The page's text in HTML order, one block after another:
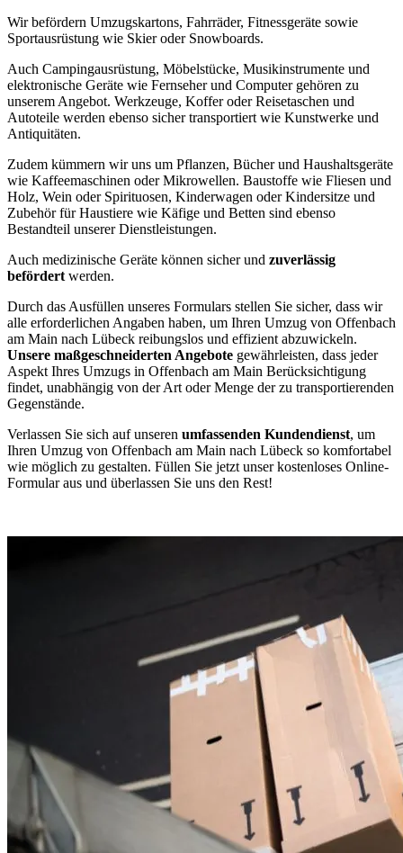
Wir befördern Umzugskartons, Fahrräder, Fitnessgeräte sowie
Sportausrüstung wie Skier oder Snowboards.
Auch Campingausrüstung, Möbelstücke, Musikinstrumente und
elektronische Geräte wie Fernseher und Computer gehören zu
unserem Angebot. Werkzeuge, Koffer oder Reisetaschen und
Autoteile werden ebenso sicher transportiert wie Kunstwerke und
Antiquitäten.
Zudem kümmern wir uns um Pflanzen, Bücher und Haushaltsgeräte
wie Kaffeemaschinen oder Mikrowellen. Baustoffe wie Fliesen und
Holz, Wein oder Spirituosen, Kinderwagen oder Kindersitze und
Zubehör für Haustiere wie Käfige und Betten sind ebenso
Bestandteil unserer Dienstleistungen.
Auch medizinische Geräte können sicher und zuverlässig
befördert werden.
Durch das Ausfüllen unseres Formulars stellen Sie sicher, dass wir
alle erforderlichen Angaben haben, um Ihren Umzug von Offenbach
am Main nach Lübeck reibungslos und effizient abzuwickeln.
Unsere maßgeschneiderten Angebote gewährleisten, dass jeder
Aspekt Ihres Umzugs in Offenbach am Main Berücksichtigung
findet, unabhängig von der Art oder Menge der zu transportierenden
Gegenstände.
Verlassen Sie sich auf unseren umfassenden Kundendienst, um
Ihren Umzug von Offenbach am Main nach Lübeck so komfortabel
wie möglich zu gestalten. Füllen Sie jetzt unser kostenloses Online-
Formular aus und überlassen Sie uns den Rest!